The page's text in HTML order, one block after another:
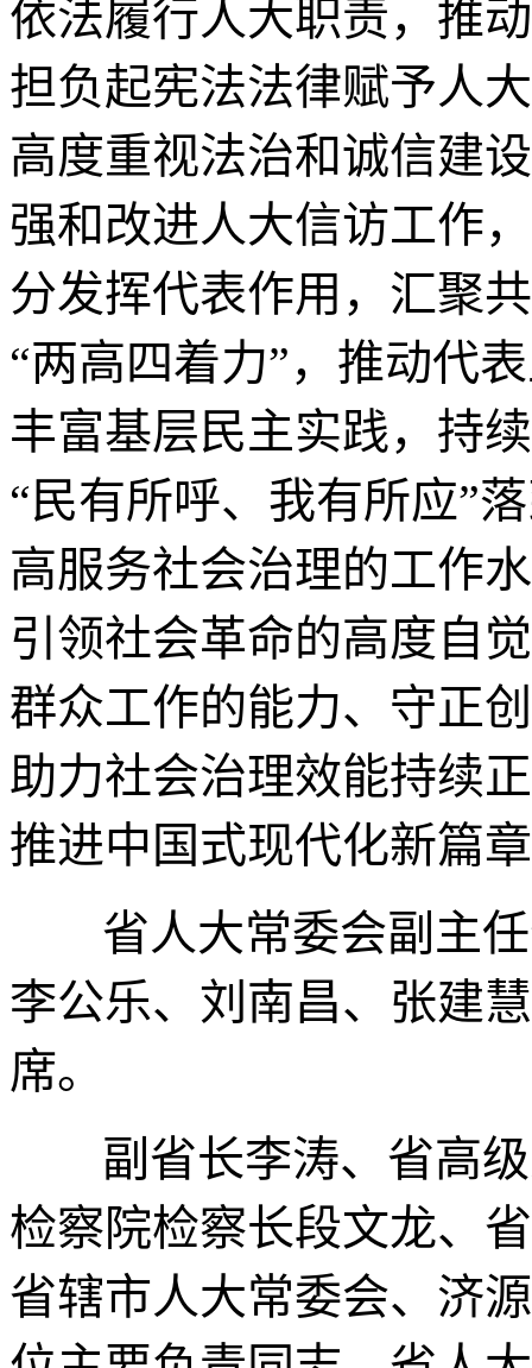
依法履行人大职责，推
担负起宪法法律赋予人
高度重视法治和诚信建
强和改进人大信访工作
分发挥代表作用，汇聚
“两高四着力”，推动代
丰富基层民主实践，持
“民有所呼、我有所应”
高服务社会治理的工作
引领社会革命的高度自
群众工作的能力、守正
助力社会治理效能持续
推进中国式现代化新篇
省人大常委会副主
李公乐、刘南昌、张建
席。
副省长李涛、省高
检察院检察长段文龙、
省辖市人大常委会、济